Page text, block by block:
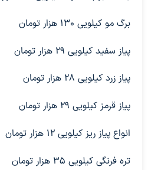
برگ مو کیلویی ۱۳۰ هزار تومان
پیاز سفید کیلویی ۲۹ هزار تومان
پیاز زرد کیلویی ۲۸ هزار تومان
پیاز قرمز کیلویی ۲۹ هزار تومان
انواع پیاز ریز کیلویی ۱۲ هزار تومان
تره فرنگی کیلویی ۳۵ هزار تومان